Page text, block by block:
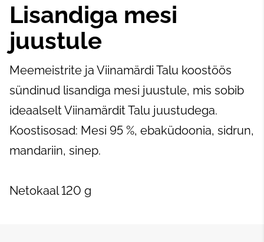
Lisandiga mesi
juustule
Meemeistrite ja Viinamärdi Talu koostöös
sündinud lisandiga mesi juustule, mis sobib
ideaalselt Viinamärdit Talu juustudega.
Koostisosad: Mesi 95 %, ebaküdoonia, sidrun,
mandariin, sinep.
Netokaal 120 g